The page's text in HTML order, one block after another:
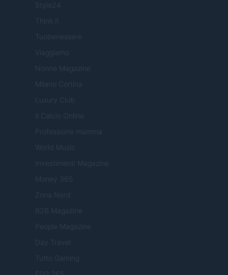
Style24
Think.it
Tuobenessere
Viaggiamo
Nonne Magazine
Milano Cortina
Luxury Club
Il Calcio Online
Professione mamma
World Music
Investimenti Magazine
Money 365
Zona Nerd
B2B Magazine
People Magazine
Day Travel
Tutto Gaming